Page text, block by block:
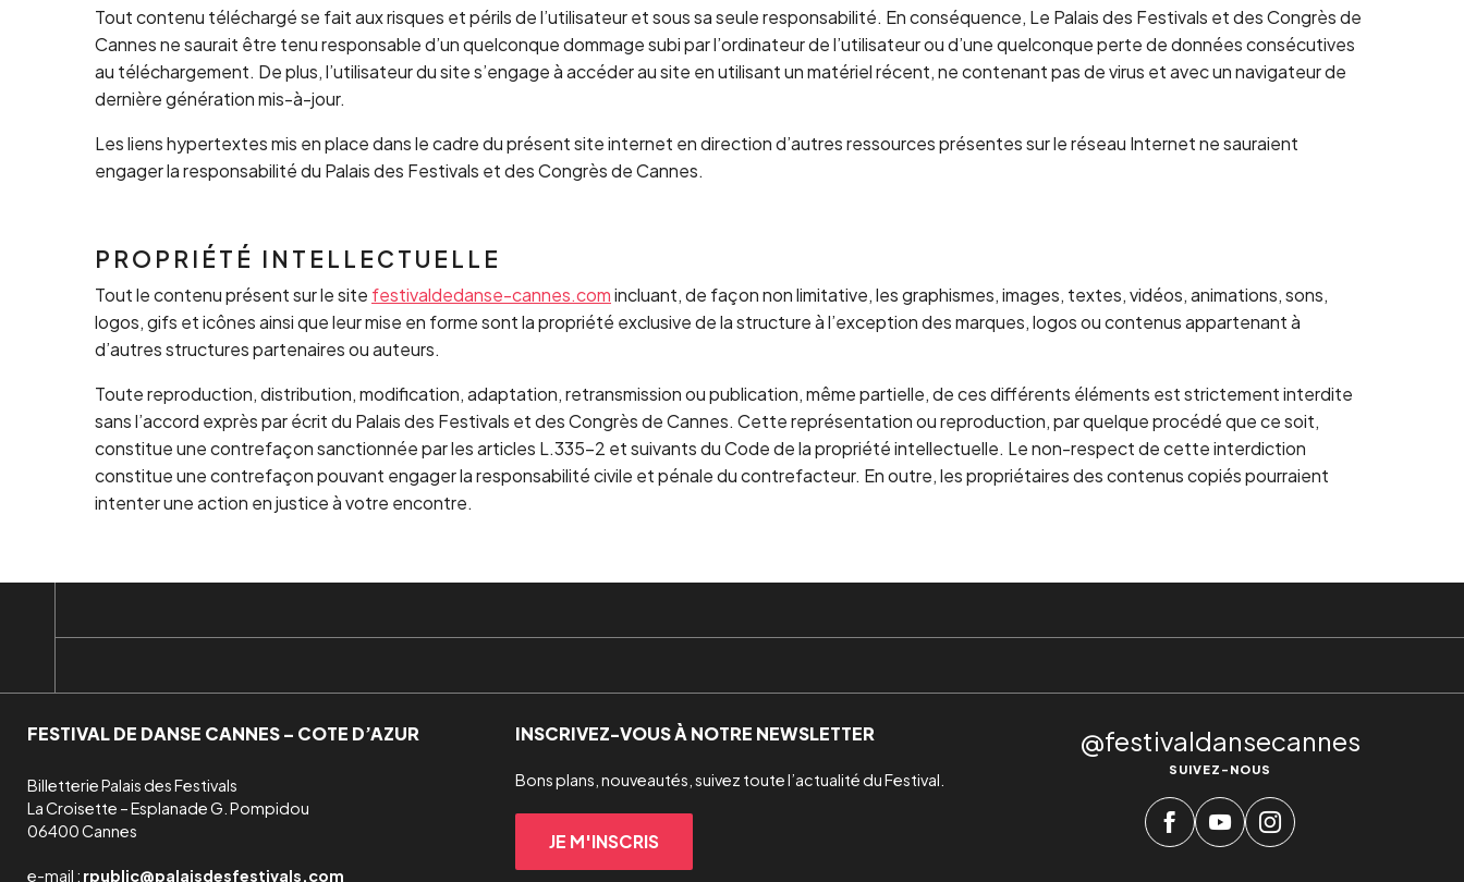
Tout contenu téléchargé se fait aux risques et périls de l’utilisateur et sous sa seule responsabilité. En conséquence, Le Palais des Festivals et des Congrès de
Cannes ne saurait être tenu responsable d’un quelconque dommage subi par l’ordinateur de l’utilisateur ou d’une quelconque perte de données consécutives
au téléchargement. De plus, l’utilisateur du site s’engage à accéder au site en utilisant un matériel récent, ne contenant pas de virus et avec un navigateur de
dernière génération mis-à-jour.
Les liens hypertextes mis en place dans le cadre du présent site internet en direction d’autres ressources présentes sur le réseau Internet ne sauraient
engager la responsabilité du Palais des Festivals et des Congrès de Cannes.
PROPRIÉTÉ INTELLECTUELLE
Tout le contenu présent sur le site festivaldedanse-cannes.comincluant, de façon non limitative, les graphismes, images, textes, vidéos, animations, sons,
logos, gifs et icônes ainsi que leur mise en forme sont la propriété exclusive de la structure à l’exception des marques, logos ou contenus appartenant à
d’autres structures partenaires ou auteurs.
Toute reproduction, distribution, modification, adaptation, retransmission ou publication, même partielle, de ces différents éléments est strictement interdite
sans l’accord exprès par écrit du Palais des Festivals et des Congrès de Cannes. Cette représentation ou reproduction, par quelque procédé que ce soit,
constitue une contrefaçon sanctionnée par les articles L.335-2 et suivants du Code de la propriété intellectuelle. Le non-respect de cette interdiction
constitue une contrefaçon pouvant engager la responsabilité civile et pénale du contrefacteur. En outre, les propriétaires des contenus copiés pourraient
intenter une action en justice à votre encontre.
FESTIVAL DE DANSE CANNES – COTE D’AZUR
Billetterie Palais des Festivals
La Croisette – Esplanade G. Pompidou
06400 Cannes
e-mail : rpublic@palaisdesfestivals.com
INSCRIVEZ-VOUS À NOTRE NEWSLETTER
Bons plans, nouveautés, suivez toute l’actualité du Festival.
JE M'INSCRIS
@festivaldansecannes
SUIVEZ-NOUS